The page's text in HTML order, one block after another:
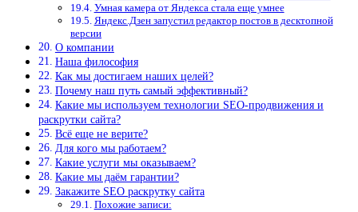
Умная камера от Яндекса стала еще умнее
Яндекс.Дзен запустил редактор постов в десктопной
версии
О компании
Наша философия
Как мы достигаем наших целей?
Почему наш путь самый эффективный?
Какие мы используем технологии SEO-продвижения и
раскрутки сайта?
Всё еще не верите?
Для кого мы работаем?
Какие услуги мы оказываем?
Какие мы даём гарантии?
Закажите SEO раскрутку сайта
Похожие записи: